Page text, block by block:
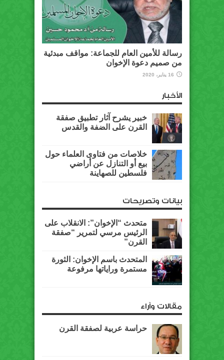
رسالة للأمين العام للجماعة: مواقف مبدئية
من صميم دعوة الإخوان
16 يناير، 2020
الأخبار
خبير يشرح آثار تطبيق صفقة
القرن على الضفة والقدس
خلاصات من فتاوى العلماء حول
بيع أو التنازل عن أراضي
فلسطين للصهاينة
بيانات وتصريحات
متحدث “الإخوان”: الانقلاب على
الرئيس مرسي لتمرير “صفقة
القرن”
المتحدث باسم الإخوان: الثورة
مستمرة وراياتها مرفوعة
مقالات وآراء
حراسة عربية لصفقة القرن